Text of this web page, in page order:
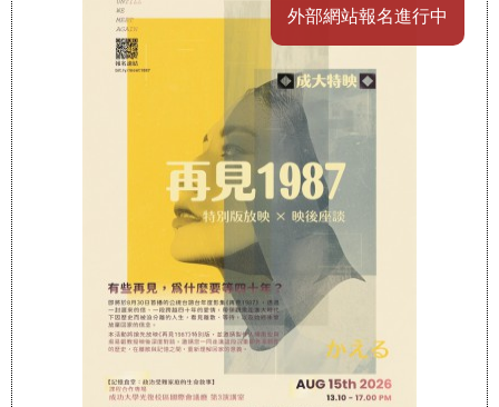
外部網站報名進行中